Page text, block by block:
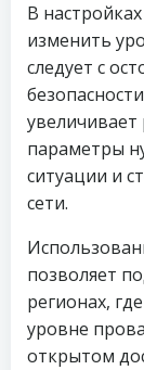
В
изменить
следует с
увеличивает
параметры
ситуации и
сети.
позволяет
регионах,
уровне
открытом